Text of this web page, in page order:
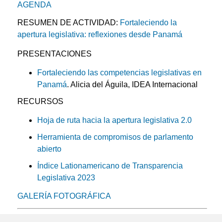
AGENDA
RESUMEN DE ACTIVIDAD: Fortaleciendo la
apertura legislativa: reflexiones desde Panamá
PRESENTACIONES
Fortaleciendo las competencias legislativas en
Panamá. Alicia del Águila, IDEA Internacional
RECURSOS
Hoja de ruta hacia la apertura legislativa 2.0
Herramienta de compromisos de parlamento
abierto
Índice Lationamericano de Transparencia
Legislativa 2023
GALERÍA FOTOGRÁFICA